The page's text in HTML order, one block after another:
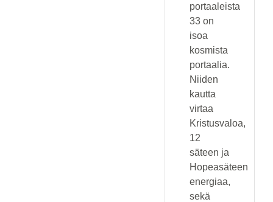
portaaleista
33 on
isoa
kosmista
portaalia.
Niiden
kautta
virtaa
Kristusvaloa,
12
säteen ja
Hopeasäteen
energiaa,
sekä